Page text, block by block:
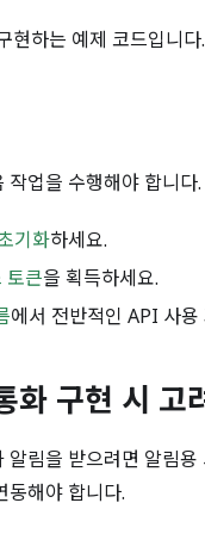
현하는 예제 코드입니다.
작업을 수행해야 합니다.
기화하세요.
토큰을 획득하세요.
에서 전반적인 API 사
화 구현 시 고
알림을 받으려면 알
동해야 합니다.